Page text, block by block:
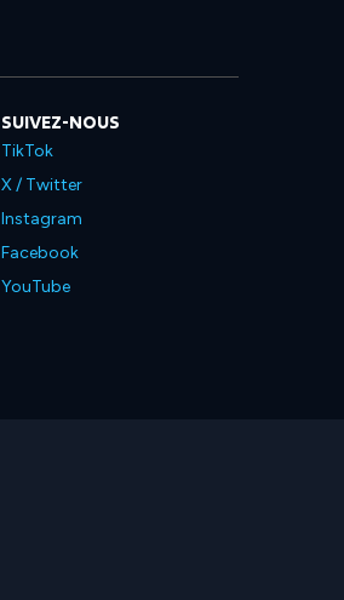
SUIVEZ-NOUS
TikTok
X / Twitter
Instagram
Facebook
YouTube